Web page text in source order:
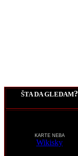
ŠTA DA GLEDAM?
KARTE NEBA
Wikisky